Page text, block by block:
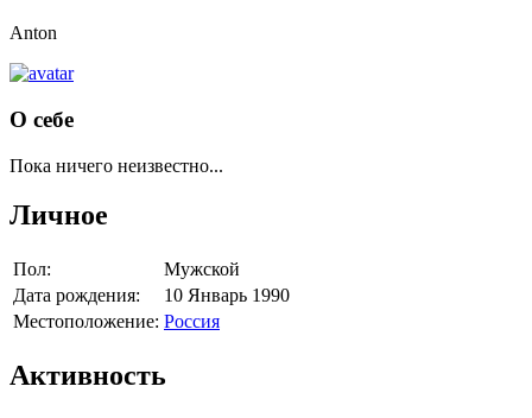
Anton
О себе
Пока ничего неизвестно...
Личное
Пол:
Мужской
Дата рождения:
10 Январь 1990
Местоположение: Россия
Активность